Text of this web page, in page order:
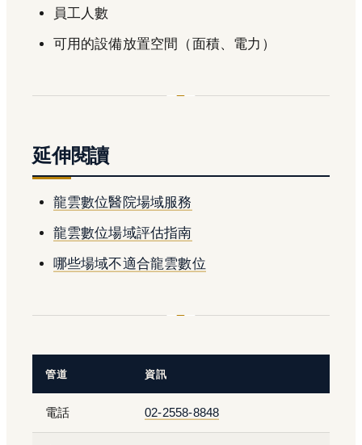
員工人數
可用的設備放置空間（面積、電力）
延伸閱讀
龍雲數位醫院場域服務
龍雲數位場域評估指南
哪些場域不適合龍雲數位
管道 資訊
電話 02-2558-8848